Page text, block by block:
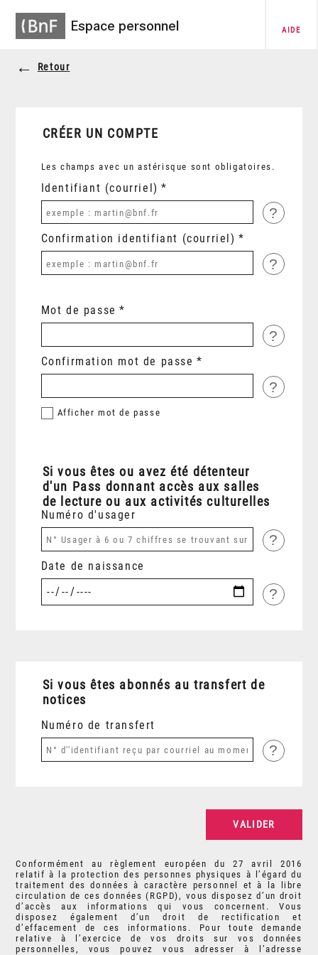
Espace personnel AIDE
Retour
CRÉER UN COMPTE
Les champs avec un astérisque sont obligatoires.
Identifiant (courriel)
?
Confirmation identifiant (courriel)
?
Mot de passe
?
Confirmation mot de passe
?
Afficher mot de passe
Si vous êtes ou avez été détenteur
d'un Pass donnant accès aux salles
de lecture ou aux activités culturelles
Numéro d'usager
?
Date de naissance
?
Si vous êtes abonnés au transfert de
notices
Numéro de transfert
?
Conformément au règlement européen du 27 avril 2016
relatif à la protection des personnes physiques à l’égard du
traitement des données à caractère personnel et à la libre
circulation de ces données (RGPD), vous disposez d’un droit
d’accès aux informations qui vous concernent. Vous
disposez également d’un droit de rectification et
d’effacement de ces informations. Pour toute demande
relative à l’exercice de vos droits sur vos données
personnelles, vous pouvez vous adresser à l’adresse